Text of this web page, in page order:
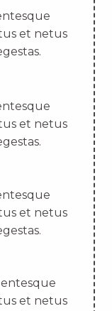
et netus
et netus
et netus
et netus